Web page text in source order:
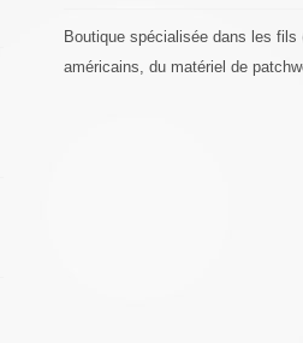
Boutique spécialisée dans les
américains, du matériel de